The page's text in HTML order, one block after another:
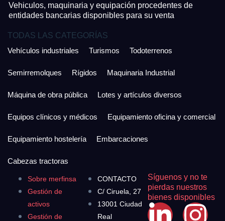
Vehiculos, maquinaria y equipación procedentes de
entidades bancarias disponibles para su venta
Sobre merfinsa
Gestión de
activos
Gestión de
CONTACTO
C/ Ciruela, 27
13001 Ciudad
Real
Síguenos y no te
pierdas nuestros
bienes disponibles
TODAS LAS CATEGORÍAS
Vehículos industriales
Turismos Todoterrenos
Semirremolques Rígidos Maquinaria Industrial
Máquina de obra pública Lotes y artículos diversos
Equipos clínicos y médicos Equipamiento oficina y comercial
Equipamiento hostelería Embarcaciones
Cabezas tractoras